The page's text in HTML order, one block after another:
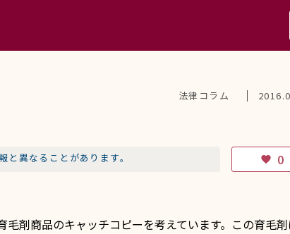
法律コラム
異なることがあります。 favorite 0
剤商品のキャッチコピーを考えています。この育毛剤